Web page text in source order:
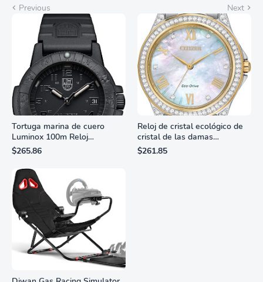
Previous Next
Tortuga marina de cuero
Luminox 100m Reloj
analógico de cuarzo
resistente al agua
$265.86
Reloj de cristal ecológico de
cristal de las damas
ciudadanas, 3 manos,
marcadores de números
$261.85